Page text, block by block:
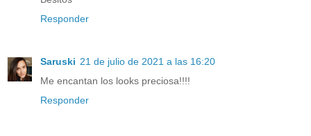
Responder
Saruski 21 de julio de 2021 a las 16:20
Me encantan los looks preciosa!!!!
Responder